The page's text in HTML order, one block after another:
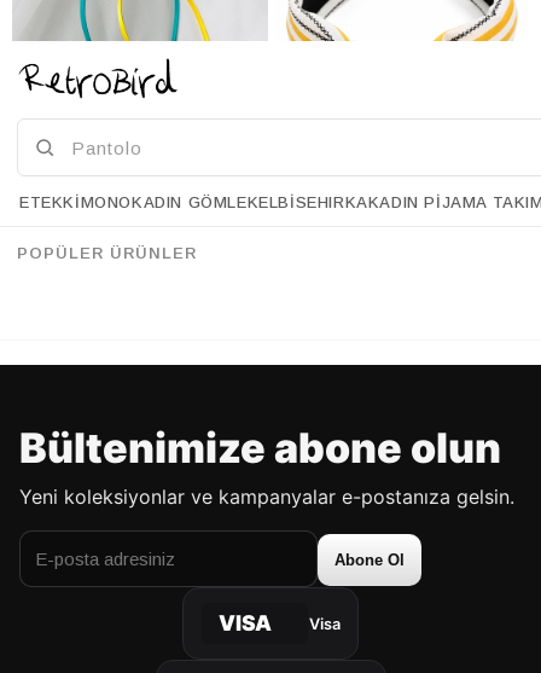
27.90 USD
34.90 USD
Bültenimize abone olun
Yeni koleksiyonlar ve kampanyalar e-postanıza gelsin.
Abone Ol
VISA Visa
ETEKKIMONOKADIN GÖMLEKELBISEHIRKAKADIN PIJAMA
POPÜLER ÜRÜNLER